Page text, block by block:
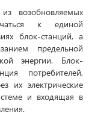
возобновляемых
к единой
блок-станций, а
предельной
энергии. Блок-
потребителей,
их электрические
и входящая в